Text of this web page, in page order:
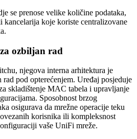
se prenose velike količine podataka,
kancelarija koje koriste centralizovane
ozbiljan rad
njegova interna arhitektura je
rad pod opterećenjem. Uređaj posjeduje
skladištenje MAC tabela i upravljanje
Sposobnost brzog
osigurava da mrežne operacije teku
korisnika ili kompleksnost
vaše UniFi mreže.